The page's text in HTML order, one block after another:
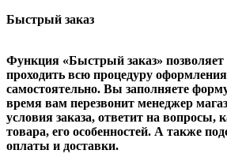
Быстрый заказ
Функция «Быстрый заказ» позволяет
проходить всю процедуру оформления
самостоятельно. Вы заполняете
время вам перезвонит менеджер
условия заказа, ответит на вопросы,
товара, его особенностей. А также
оплаты и доставки.